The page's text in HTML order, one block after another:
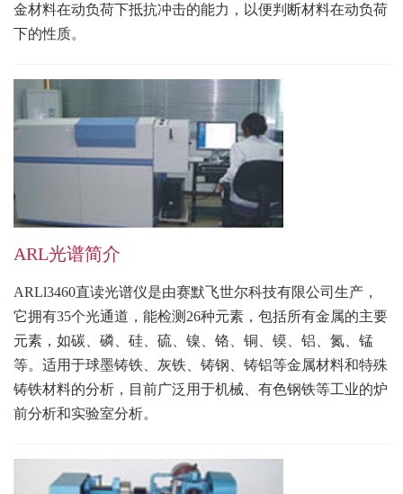
金材料在动负荷下抵抗冲击的能力，以便判断材料在动负荷
下的性质。
ARL光谱简介
ARLl3460直读光谱仪是由赛默飞世尔科技有限公司生产，
它拥有35个光通道，能检测26种元素，包括所有金属的主要
元素，如碳、磷、硅、硫、镍、铬、铜、镆、铝、氮、锰
等。适用于球墨铸铁、灰铁、铸钢、铸铝等金属材料和特殊
铸铁材料的分析，目前广泛用于机械、有色钢铁等工业的炉
前分析和实验室分析。